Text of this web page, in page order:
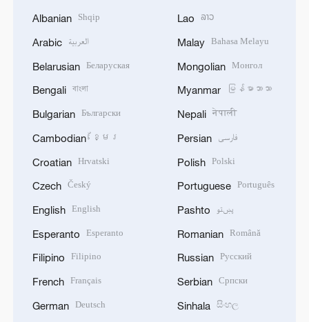
Albanian Shqip
Arabic العربية
Belarusian Беларуская
Bengali বাংলা
Bulgarian Български
Cambodian ខ្មែរ
Croatian Hrvatski
Czech Český
English English
Esperanto Esperanto
Filipino Filipino
French Français
German Deutsch
Lao ລາວ
Malay Bahasa Melayu
Mongolian Монгол
Myanmar မြန်မာဘာသာ
Nepali नेपाली
Persian فارسی
Polish Polski
Portuguese Português
Pashto پښتو
Romanian Română
Russian Русский
Serbian Српски
Sinhala සිංහල